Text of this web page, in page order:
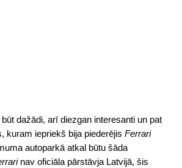
dažādi, arī diezgan interesanti un pat
kuram iepriekš bija piederējis Ferrari
autoparkā atkal būtu šāda
nav oficiāla pārstāvja Latvijā, šis